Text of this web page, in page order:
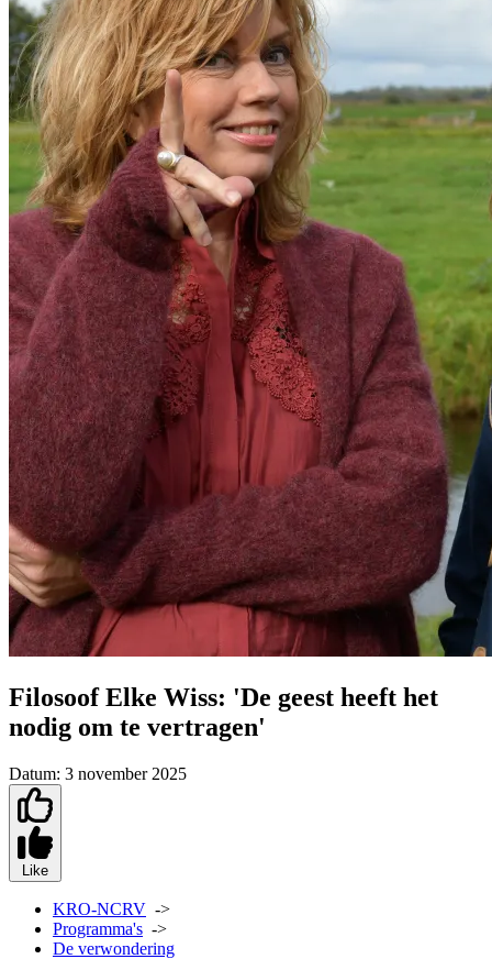
Filosoof Elke Wiss: 'De geest heeft het
nodig om te vertragen'
Datum: 3 november 2025
Like
KRO-NCRV ->
Programma's ->
De verwondering